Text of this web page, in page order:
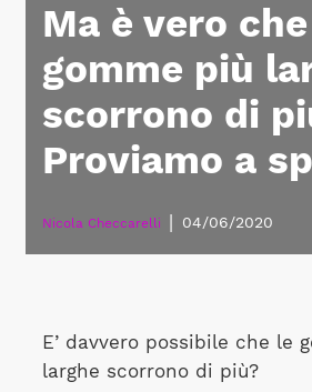
Ma è vero
gomme più
scorrono di
Proviamo a
Nicola Checcarelli 04/06/2020
E’ davvero possibile che le
larghe scorrono di più?